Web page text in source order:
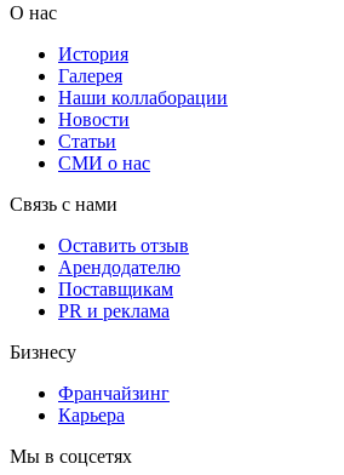
О нас
История
Галерея
Наши коллаборации
Новости
Статьи
СМИ о нас
Связь с нами
Оставить отзыв
Арендодателю
Поставщикам
PR и реклама
Бизнесу
Франчайзинг
Карьера
Мы в соцсетях